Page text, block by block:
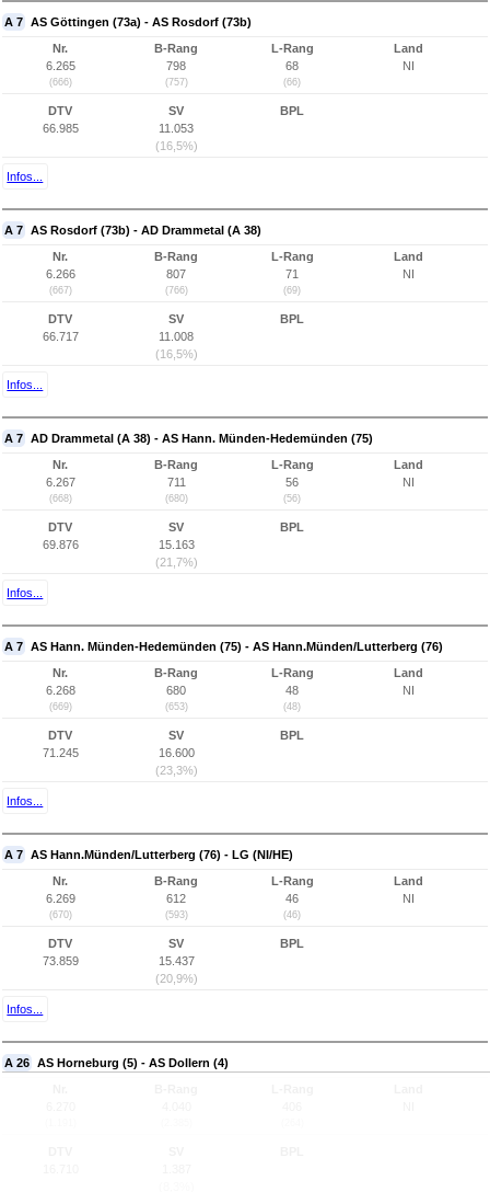
A 7 AS Göttingen (73a) - AS Rosdorf (73b)
Nr.
6.265
(666)
B-Rang
798
(757)
L-Rang
68
(66)
Land
NI
DTV
66.985
SV
11.053
(16,5%)
BPL
Infos...
A 7 AS Rosdorf (73b) - AD Drammetal (A 38)
Nr.
6.266
(667)
B-Rang
807
(766)
L-Rang
71
(69)
Land
NI
DTV
66.717
SV
11.008
(16,5%)
BPL
Infos...
A 7 AD Drammetal (A 38) - AS Hann. Münden-Hedemünden (75)
Nr.
6.267
(668)
B-Rang
711
(680)
L-Rang
56
(56)
Land
NI
DTV
69.876
SV
15.163
(21,7%)
BPL
Infos...
A 7 AS Hann. Münden-Hedemünden (75) - AS Hann.Münden/Lutterberg (76)
Nr.
6.268
(669)
B-Rang
680
(653)
L-Rang
48
(48)
Land
NI
DTV
71.245
SV
16.600
(23,3%)
BPL
Infos...
A 7 AS Hann.Münden/Lutterberg (76) - LG (NI/HE)
Nr.
6.269
(670)
B-Rang
612
(593)
L-Rang
46
(46)
Land
NI
DTV
73.859
SV
15.437
(20,9%)
BPL
Infos...
A 26 AS Horneburg (5) - AS Dollern (4)